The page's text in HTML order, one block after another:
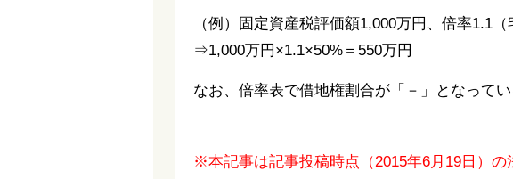
（例）固定資産税評価額1,000万円、倍率1.1
⇒1,000万円×1.1×50%＝550万円
なお、倍率表で借地権割合が「－」となって
※本記事は記事投稿時点（2015年6月19日）の